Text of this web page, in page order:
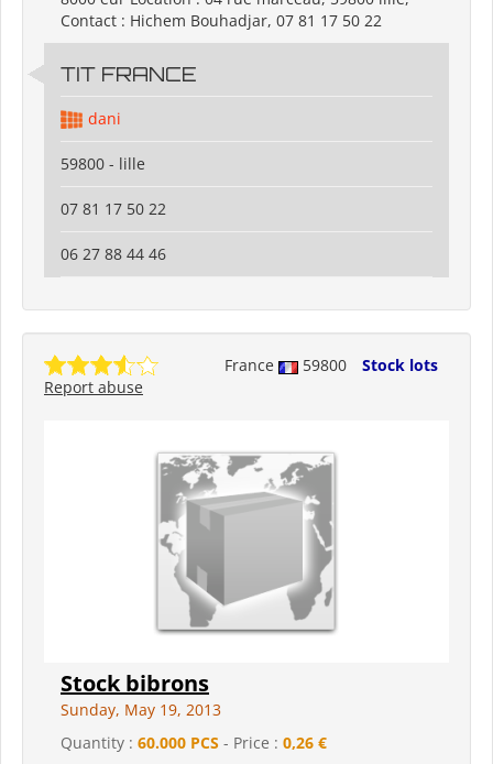
Contact : Hichem Bouhadjar, 07 81 17 50 22
TIT FRANCE
dani
59800 - lille
07 81 17 50 22
06 27 88 44 46
France 59800
Stock lots
Report abuse
Stock bibrons
Sunday, May 19, 2013
Quantity : 60.000 PCS - Price : 0,26 €